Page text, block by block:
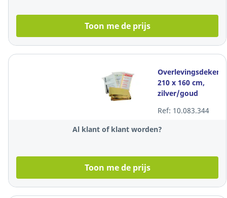
Toon me de prijs
Overlevingsdeken,
210 x 160 cm,
zilver/goud
Ref: 10.083.344
Al klant of klant worden?
Toon me de prijs